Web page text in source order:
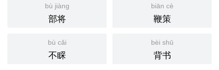
bù jiàng
部将
biān cè
鞭策
bù cǎi
不睬
bèi shū
背书